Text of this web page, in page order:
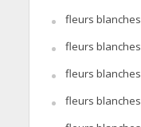
fleurs blanches
fleurs blanches
fleurs blanches
fleurs blanches